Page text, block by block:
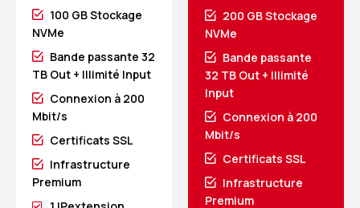
100 GB Stockage
NVMe
Bande passante 32
TB Out + Illimité Input
Connexion à 200
Mbit/s
Certificats SSL
Infrastructure
Premium
200 GB Stockage
NVMe
Bande passante
32 TB Out + Illimité
Input
Connexion à 200
Mbit/s
Certificats SSL
Infrastructure
Premium